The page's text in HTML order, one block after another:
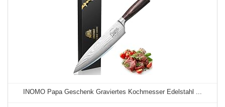
INOMO Papa Geschenk Graviertes Kochmesser Edelstahl ...